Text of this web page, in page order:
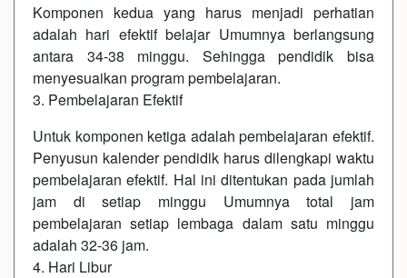
Komponen kedua yang harus menjadi perhatian
adalah hari efektif belajar Umumnya berlangsung
antara 34-38 minggu. Sehingga pendidik bisa
menyesuaikan program pembelajaran.
3. Pembelajaran Efektif
Untuk komponen ketiga adalah pembelajaran efektif.
Penyusun kalender pendidik harus dilengkapi waktu
pembelajaran efektif. Hal ini ditentukan pada jumlah
jam di setiap minggu Umumnya total jam
pembelajaran setiap lembaga dalam satu minggu
adalah 32-36 jam.
4. Hari Libur